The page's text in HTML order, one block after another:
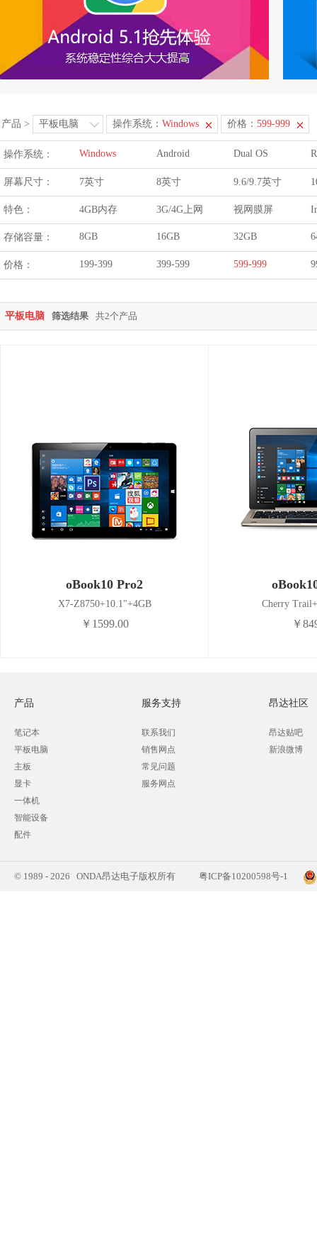
产品 > 平板电脑 操作系统： Windows 价格： 599-999
操作系统： Windows Android Dual OS
屏幕尺寸： 7英寸 8英寸 9.6/9.7英寸
特色： 4GB内存 3G/4G上网 视网膜屏
存储容量： 8GB 16GB 32GB
价格： 199-399 399-599 599-999
平板电脑 筛选结果 共2个产品
oBook10 Pro2
X7-Z8750+10.1"+4GB
￥1599.00
Cherry
￥
产品
笔记本
平板电脑
主板
显卡
一体机
智能设备
配件
服务支持
联系我们
销售网点
常见问题
服务网点
昂达社区
昂达贴吧
新浪微博
© 1989 - 2026 ONDA昂达电子版权所有 粤ICP备10200598号-1